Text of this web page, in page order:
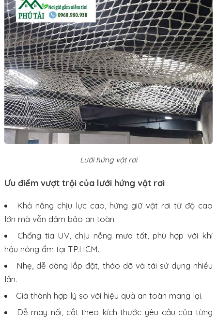
Lưới hứng vật rơi
Ưu điểm vượt trội của lưới hứng vật rơi
Khả năng chịu lực cao, hứng giữ vật rơi từ độ cao
lớn mà vẫn đảm bảo an toàn.
Chống tia UV, chịu nắng mưa tốt, phù hợp với khí
hậu nóng ẩm tại TP.HCM.
Nhẹ, dễ dàng lắp đặt, tháo dỡ và tái sử dụng nhiều
lần.
Giá thành hợp lý so với hiệu quả an toàn mang lại.
Dễ may nối, cắt theo kích thước yêu cầu của từng